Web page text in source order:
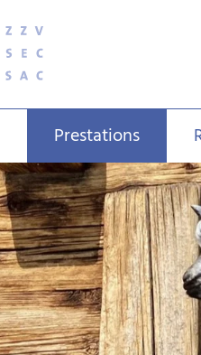
Prestations